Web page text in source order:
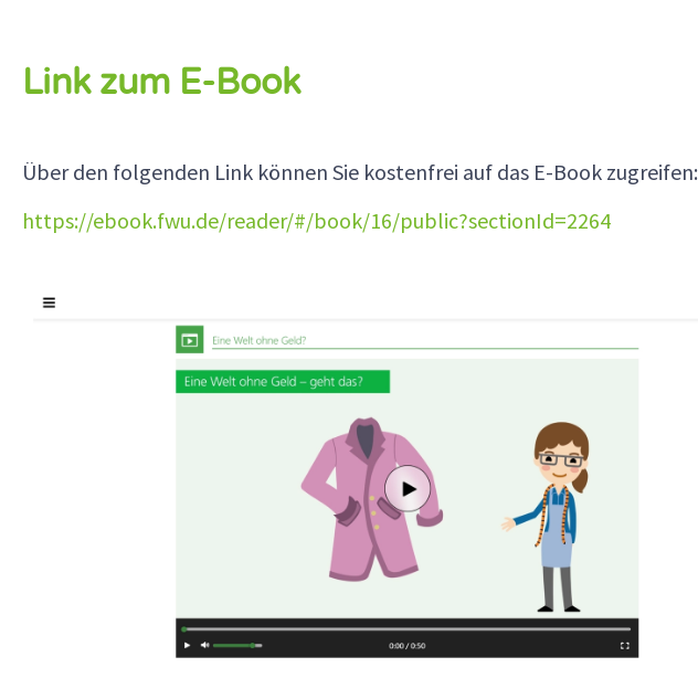
Link zum E-Book
Über den folgenden Link können Sie kostenfrei auf das E-Book zugreifen:
https://ebook.fwu.de/reader/#/book/16/public?sectionId=2264